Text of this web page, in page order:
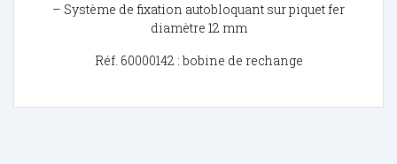
– Système de fixation autobloquant sur piquet fer
diamètre 12 mm
Réf. 60000142 : bobine de rechange